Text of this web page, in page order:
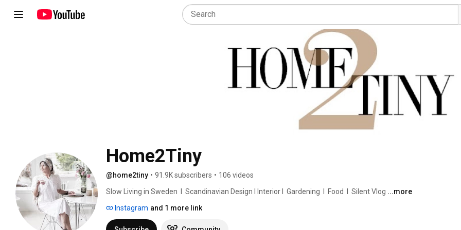
Home2Tiny
@home2tiny • 91.9K subscribers • 106 videos
Slow Living in Sweden  I  Scandinavian Design I Interior I  Gardening  I  Food  I  Silent Vlog ...more
Instagram and 1 more link